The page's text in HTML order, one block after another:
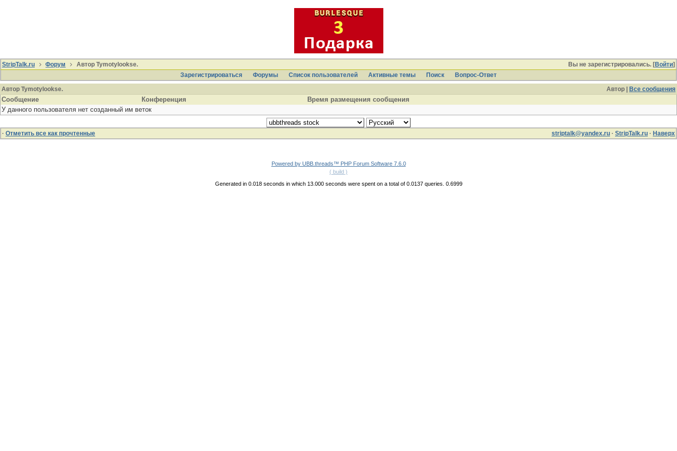
Вы не зарегистрировались. [Войти]
StripTalk.ru Форум
Автор Tymotylookse.
Зарегистрироваться
Форумы Список пользователей Активные темы Поиcк
Вопрос-Ответ
Автор |
Все сообщения
Автор Tymotylookse.
Сообщение Конференция
Время размещения сообщения
У данного пользователя нет созданный им веток
· Отметить все как прочтенные striptalk@yandex.ru · StripTalk.ru · Наверх
Powered by UBB.threads™ PHP Forum Software 7.6.0
( build )
Generated in 0.018 seconds in which 13.000 seconds were spent on a total of 0.0137 queries. 0.6999